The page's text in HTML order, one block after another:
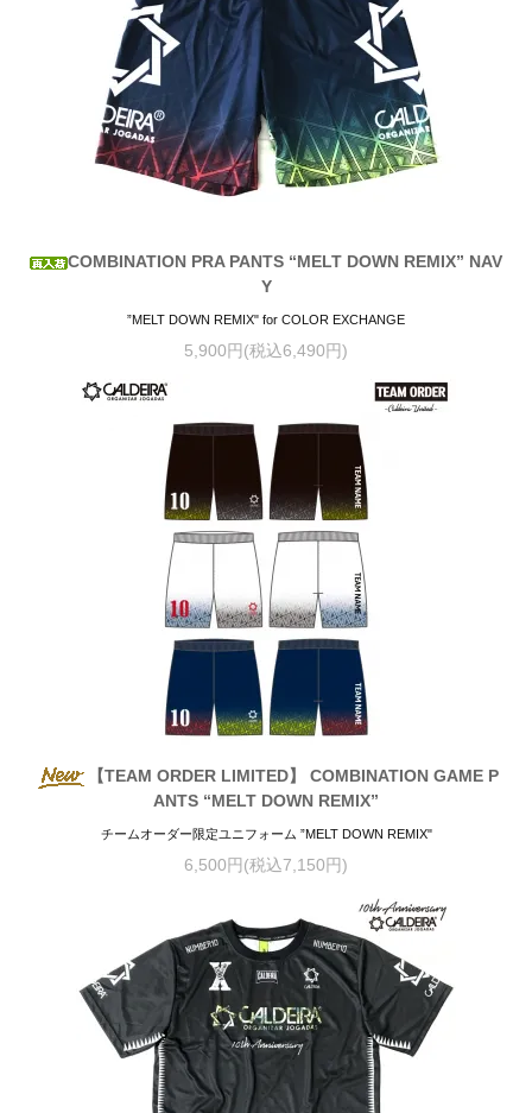
COMBINATION PRA PANTS “MELT DOWN REMIX” NAV
Y
”MELT DOWN REMIX" for COLOR EXCHANGE
5,900円(税込6,490円)
【TEAM ORDER LIMITED】 COMBINATION GAME P
ANTS “MELT DOWN REMIX”
チームオーダー限定ユニフォーム ”MELT DOWN REMIX"
6,500円(税込7,150円)